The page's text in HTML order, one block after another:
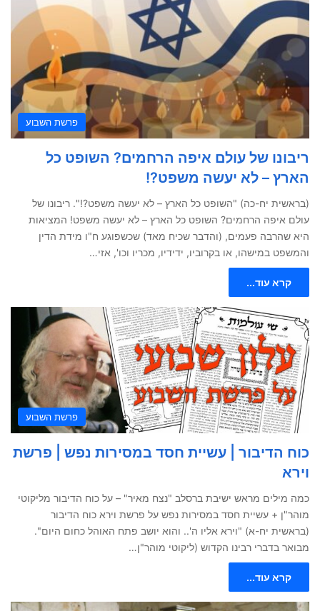
פרשת השבוע
ריבונו של עולם איפה הרחמים? השופט כל
הארץ – לא יעשה משפט?!
(בראשית יח-כה) "השופט כל הארץ – לא יעשה משפט?!". ריבונו של
עולם איפה הרחמים? השופט כל הארץ – לא יעשה משפט! המציאות
היא שהרבה פעמים, (והדבר שכיח מאד) שכשפוגע ח"ו מידת הדין
והמשפט במישהו, או בקרוביו, ידידיו, מכריו וכו', אזי…
קרא עוד...
פרשת השבוע
כוח הדיבור | עשיית חסד במסירות נפש | פרשת
וירא
כמה מילים מראש ישיבת ברסלב "נצח מאיר" – על כוח הדיבור מליקוטי
מוהר"ן + עשיית חסד במסירות נפש על פרשת וירא כוח הדיבור
(בראשית יח-א) "וירא אליו ה'.. והוא יושב פתח האוהל כחום היום".
מבואר בדברי רבינו הקדוש (ליקוטי מוהר"ן…
קרא עוד...